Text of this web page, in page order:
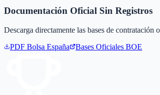
Documentación Oficial Sin Registros
Descarga directamente las bases de
PDF Bolsa España Bases Oficiales BOE